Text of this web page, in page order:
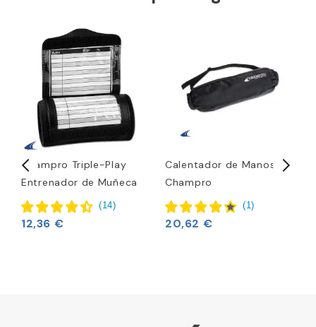
Champro Triple-Play
Entrenador de Muñeca
(14)
12,36 €
Calentador de Manos
Champro
(1)
20,62 €